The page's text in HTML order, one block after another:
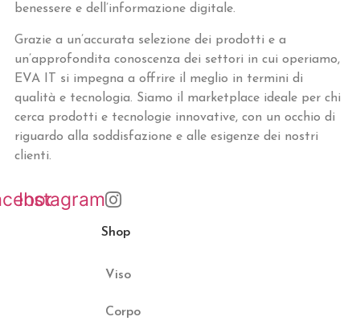
benessere e dell’informazione digitale.
Grazie a un’accurata selezione dei prodotti e a
un’approfondita conoscenza dei settori in cui operiamo,
EVA IT si impegna a offrire il meglio in termini di
qualità e tecnologia. Siamo il marketplace ideale per chi
cerca prodotti e tecnologie innovative, con un occhio di
riguardo alla soddisfazione e alle esigenze dei nostri
clienti.
Instagram
Shop
Viso
Corpo